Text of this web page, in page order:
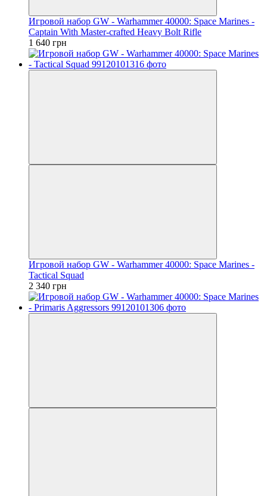
Игровой набор GW - Warhammer 40000: Space Marines -
Captain With Master-crafted Heavy Bolt Rifle
1 640 грн
Игровой набор GW - Warhammer 40000: Space Marines -
Tactical Squad
2 340 грн